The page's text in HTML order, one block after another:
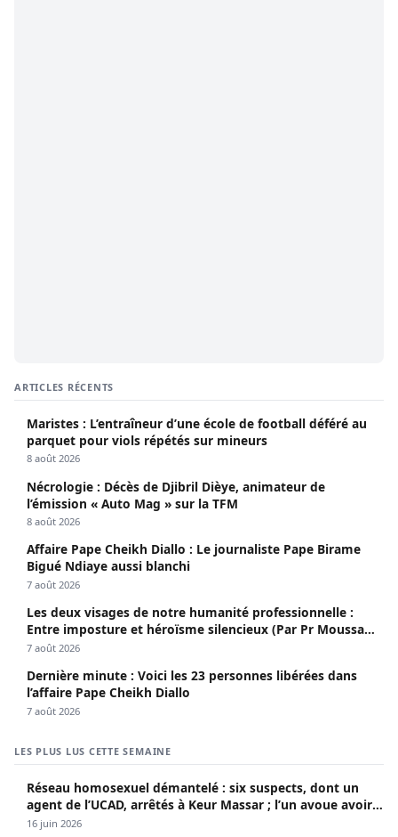
ARTICLES RÉCENTS
Maristes : L’entraîneur d’une école de football déféré au
parquet pour viols répétés sur mineurs
8 août 2026
Nécrologie : Décès de Djibril Dièye, animateur de
l’émission « Auto Mag » sur la TFM
8 août 2026
Affaire Pape Cheikh Diallo : Le journaliste Pape Birame
Bigué Ndiaye aussi blanchi
7 août 2026
Les deux visages de notre humanité professionnelle :
Entre imposture et héroïsme silencieux (Par Pr Moussa
Seydi)
7 août 2026
Dernière minute : Voici les 23 personnes libérées dans
l’affaire Pape Cheikh Diallo
7 août 2026
LES PLUS LUS CETTE SEMAINE
Réseau homosexuel démantelé : six suspects, dont un
agent de l’UCAD, arrêtés à Keur Massar ; l’un avoue avoir
propagé le VIH depuis 2018
16 juin 2026